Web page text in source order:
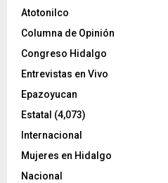
o
Atotonilco
Columna de Opinión
Congreso Hidalgo
Entrevistas en Vivo
Epazoyucan
Estatal (4,073)
Internacional
Mujeres en Hidalgo
Nacional